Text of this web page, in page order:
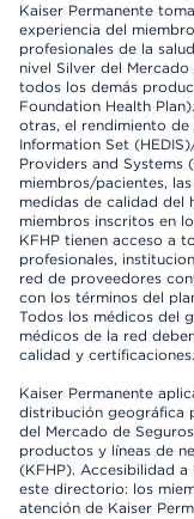
Kaiser Permanente
experiencia del
profesionales de la
nivel Silver del
todos los demás
Foundation Health
otras, el rendimiento de
Information Set
Providers and Systems
miembros/pacientes,
medidas de calidad del
miembros inscritos en
KFHP tienen acceso a
profesionales,
red de proveedores
con los términos del
Todos los médicos del
médicos de la red
calidad y certificaciones.
Kaiser Permanente
distribución geográfica
del Mercado de
productos y líneas de
(KFHP). Accesibilidad
este directorio: los
atención de Kaiser